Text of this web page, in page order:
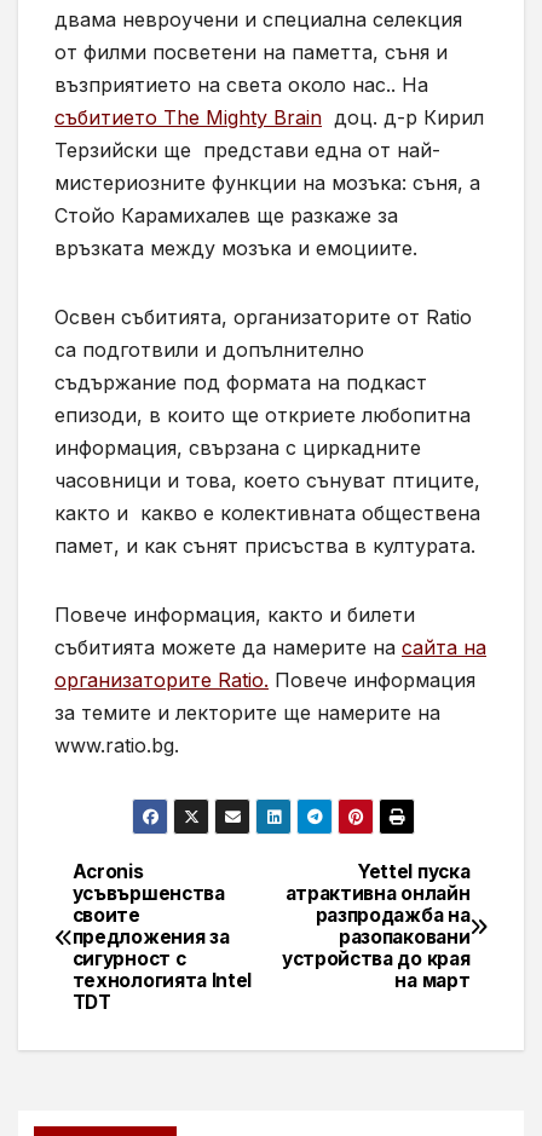
двама невроучени и специална селекция
от филми посветени на паметта, съня и
възприятието на света около нас.. На
събитието The Mighty Brain доц. д-р Кирил
Терзийски ще представи една от най-
мистериозните функции на мозъка: съня, а
Стойо Карамихалев ще разкаже за
връзката между мозъка и емоциите.
Освен събитията, организаторите от Ratio
са подготвили и допълнително
съдържание под формата на подкаст
епизоди, в които ще откриете любопитна
информация, свързана с циркадните
часовници и това, което сънуват птиците,
както и какво е колективната обществена
памет, и как сънят присъства в културата.
Повече информация, както и билети
събитията можете да намерите на сайта на
организаторите Ratio. Повече информация
за темите и лекторите ще намерите на
www.ratio.bg.
Навигация
Yettel пуска
атрактивна онлайн
разпродажба на
разопаковани
устройства до края
на март
Acronis
усъвършенства
своите
предложения за
сигурност с
технологията Intel
TDT